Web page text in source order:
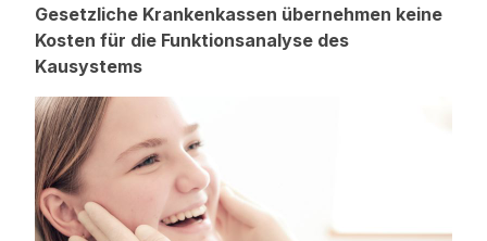
Gesetzliche Krankenkassen übernehmen keine
Kosten für die Funktionsanalyse des
Kausystems